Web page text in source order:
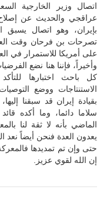
اتصال وزير الخارجية
عراقجي والحديث عن
بإيران، وهو اتصال يسبق
تصرحات بن فرحان وقت
على أمريكا للاستمرار في
وأخيراً، فإننا هنا نضع
كل باحث اختبارها
الاستنتاجات ووضع
بقيادة إيران قد سبقنا
سلاما دائما، وما أكده
الماضي بأنه لا ثقة لنا
يعدون العدة فنحن أيضاً نعد
حتى وإن تم تمديدها
إن الله لقوي عزيز.